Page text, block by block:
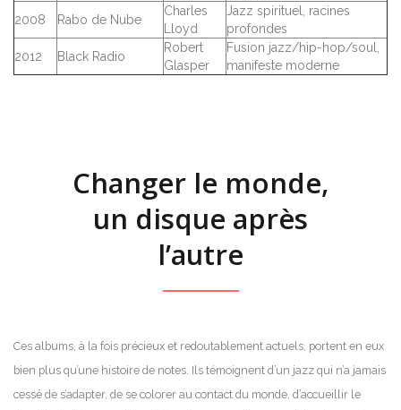
2008
Rabo de Nube
Charles
Lloyd
Jazz spirituel, racines
profondes
2012
Black Radio
Robert
Glasper
Fusion jazz/hip-hop/soul,
manifeste moderne
Changer le monde,
un disque après
l’autre
Ces albums, à la fois précieux et redoutablement actuels, portent en eux
bien plus qu’une histoire de notes. Ils témoignent d’un jazz qui n’a jamais
cessé de s’adapter, de se colorer au contact du monde, d’accueillir le